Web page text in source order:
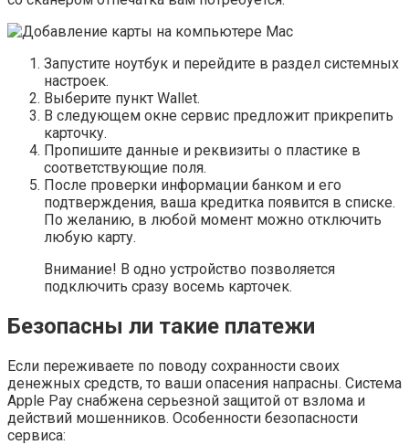
Запустите ноутбук и перейдите в раздел системных
настроек.
Выберите пункт Wallet.
В следующем окне сервис предложит прикрепить
карточку.
Пропишите данные и реквизиты о пластике в
соответствующие поля.
После проверки информации банком и его
подтверждения, ваша кредитка появится в списке.
По желанию, в любой момент можно отключить
любую карту.
Внимание! В одно устройство позволяется
подключить сразу восемь карточек.
Безопасны ли такие платежи
Если переживаете по поводу сохранности своих
денежных средств, то ваши опасения напрасны. Система
Apple Pay снабжена серьезной защитой от взлома и
действий мошенников. Особенности безопасности
сервиса: